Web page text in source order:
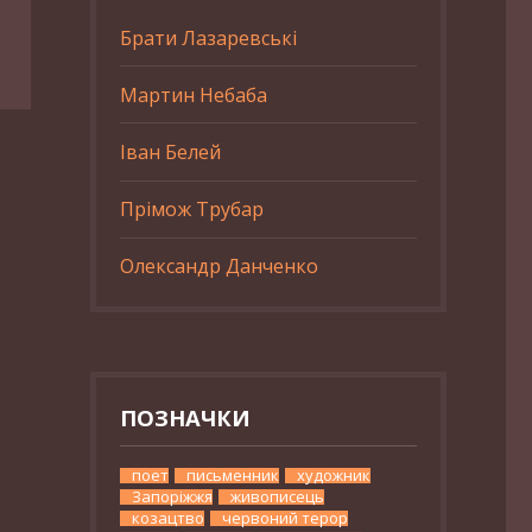
Брати Лазаревські
Мартин Небаба
Іван Белей
Прімож Трубар
Олександр Данченко
ПОЗНАЧКИ
поет письменник
художник
Запоріжжя
живописець
козацтво
червоний терор